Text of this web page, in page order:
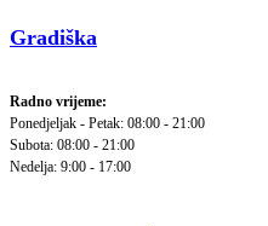
Gradiška
Radno vrijeme:
Ponedjeljak - Petak: 08:00 - 21:00
Subota: 08:00 - 21:00
Nedelja: 9:00 - 17:00